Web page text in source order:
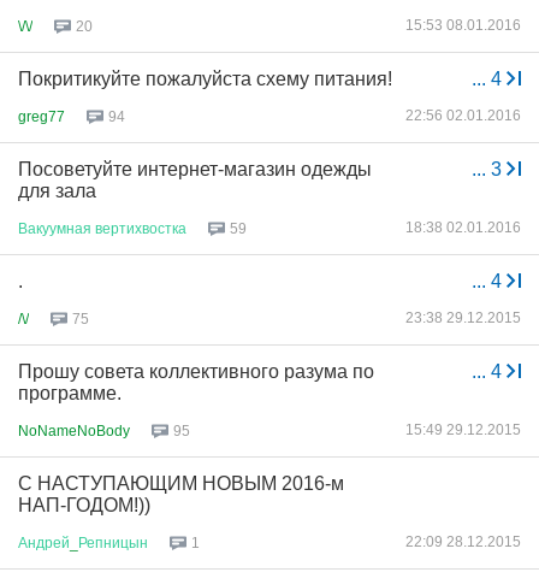
\/\/ 20 15:53 08.01.2016
... 4
Покритикуйте пожалуйста схему питания!
greg77 94 22:56 02.01.2016
... 3
Посоветуйте интернет-магазин одежды
для зала
Вакуумная вертихвостка 59 18:38 02.01.2016
... 4
.
/\/ 75 23:38 29.12.2015
... 4
Прошу совета коллективного разума по
программе.
NoNameNoBody 95 15:49 29.12.2015
С НАСТУПАЮЩИМ НОВЫМ 2016-м
НАП-ГОДОМ!))
Андрей Репницын 1 22:09 28.12.2015